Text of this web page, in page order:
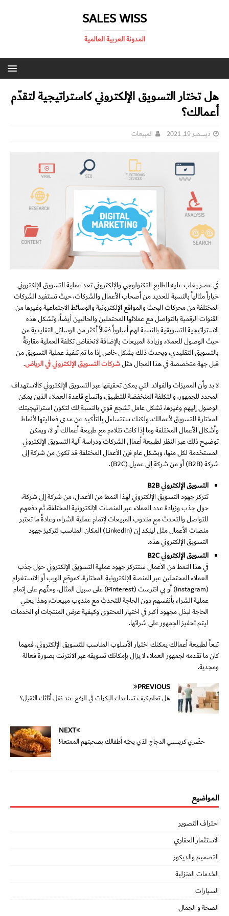
SALES WISS
المدونة العربية العالمية
هل تختار التسويق الإلكتروني كاستراتيجية لتقدّم
أعمالك؟
ديسمبر 19, 2021 المبيعات
في عصر يغلب عليه الطابع التكنولوجي والإلكتروني تعد عملية التسويق الإلكتروني
خياراً مثالياً بالنسبة للعديد من أصحاب الأعمال والشركات، حيث تستفيد الشركات
المختلفة من محركات البحث والمواقع الإلكترونية والوسائط الاجتماعية وغيرها من
القنوات الرقمية بالتواصل مع عملائها المحتملين والحاليين أيضاً، وتشكل هذه
الاستراتيجية التسويقية بالنسبة لهم أسلوباً فعّالاً أكثر من الوسائل التقليدية من
حيث الوصول للعملاء وزيادة المبيعات بالإضافة لانخفاض تكلفة العملية مقارنةً
بالتسويق التقليدي، ويحدث ذلك بشكل خاص إذا ما تم تنفيذ عملية التسويق من
قبل جهة متخصصة في هذا المجال مثلشركات التسويق الإلكتروني في الرياض.
لا بد وأن المميزات والفوائد التي يمكن تحقيقها عبر التسويق الإلكتروني كالاستهداف
المحدد للجمهور، والتكلفة المنخفضة للتطبيق، واتساع قاعدة العملاء الذين يمكن
الوصول إليهم وغيرها، تشكل عامل تشجع قوي بالنسبة لك لتكون استراتيجيتك
المختارة للتسويق لأعمالك، ولكنك ستتساءل بالتأكيد عن مدى فعاليتها لأنماط
وأشكال الأعمال المختلفة وما إذا كانت تتلاءم مع طبيعة أعمالك أو لا، ويمكن
توضيح ذلك عبر النظر لطبيعة أعمال الشركات ودراسة آلية التسويق الإلكتروني
المستخدمة لكل منها، وبشكل عام فإن الأعمال المختلفة قد تكون من شركة إلى
شركة (B2B) أو من شركة إلى عميل (B2C).
التسويق الإلكترونيB2B
تتركز جهود التسويق الإلكتروني لهذا النمط من الأعمال، من شركة إلى شركة،
حول جذب وزيادة عدد العملاء عبر المنصات الإلكترونية المختلفة، ثم دفعهم
للتواصل والتحدث مع مندوب المبيعات لإتمام عملية الشراء، وعادةً ما تعتبر
منصات الأعمال مثل لينكد إن (LinkedIn) المكان المناسب لتركيز جهود
التسويق الإلكتروني هذه.
التسويق الإلكترونيB2C
في هذا النمط من الأعمال ستتركز جهود عملية التسويق الإلكتروني حول جذب
العملاء المحتملين عبر المنصة الإلكترونية المختارة، كموقع الويب أو الانستغرام
(Instagram) أو بي انترست (Pinterest) على سبيل المثال، وحثّهم على إتمام
عملية الشراء بأنفسهم دون الحاجة للتحدث مع مندوب مبيعات، وهذا يعني
الحاجة لبذل مجهود أكبر في اختيار المحتوى وكيفية عرض المنتجات أو الخدمات
ليتم تحفيز الجمهور على شرائها.
تبعاً لطبيعة أعمالك يمكنك اختيار الأسلوب المناسب للتسويق الإلكتروني، فمهما
كان ما تقدمه لجمهور العملاء لا يزال بإمكانك تسويقه عبر الانترنت بصورة فعالة
ومجدية.
PREVIOUS
هل تعلم كيف تساعدك البكرات في الرفع عند نقل أثاثك الثقيل؟
NEXT
حضّري كريسبي الدجاج الذي يحبّه أطفالك بصحبتهم الممتعة!
المواضيع
احتراف التصوير
الاستثمار العقاري
التصميم والديكور
الخدمات المنزلية
السيارات
الصحة و الجمال